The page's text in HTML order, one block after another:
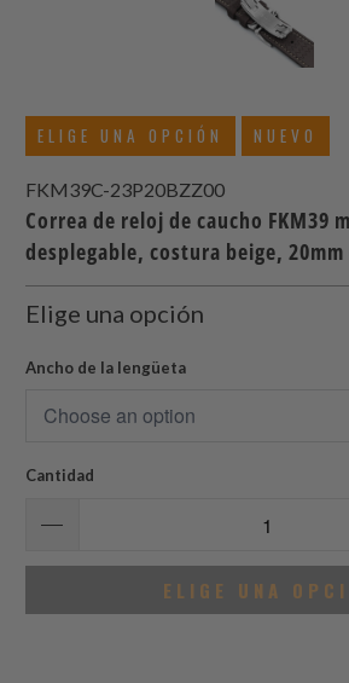
ELIGE UNA OPCIÓN NUEVO
FKM39C-23P20BZZ00
Correa de reloj de caucho FKM39
desplegable, costura beige, 20mm
Elige una opción
Ancho de la lengüeta
Cantidad
ELIGE UNA